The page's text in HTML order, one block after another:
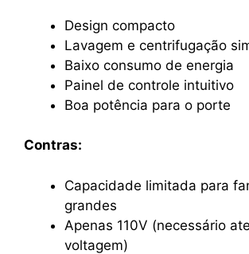
Design compacto
Lavagem e centrifugação
Baixo consumo de energia
Painel de controle intuitivo
Boa potência para o porte
Contras:
Capacidade limitada para
grandes
Apenas 110V (necessário
voltagem)